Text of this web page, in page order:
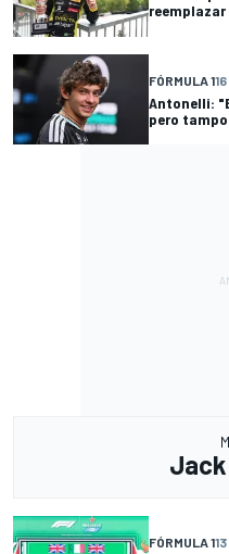
reemplazar
FÓRMULA 1
Antonelli:
pero
Jack
FÓRMULA 1